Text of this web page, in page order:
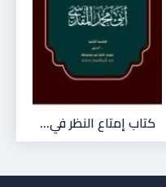
كتاب إمتاع النظر في...